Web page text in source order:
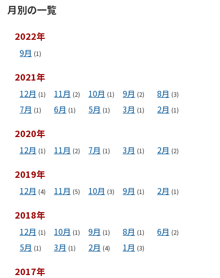
月別の一覧
2022年
9月 (1)
2021年
12月 (1) 11月 (2) 10月 (1) 9月 (2) 8月 (3)
7月 (1) 6月 (1) 5月 (1) 3月 (1) 2月 (1)
2020年
12月 (1) 11月 (2) 7月 (1) 3月 (1) 2月 (2)
2019年
12月 (4) 11月 (5) 10月 (3) 9月 (1) 2月 (1)
2018年
12月 (1) 10月 (1) 9月 (1) 8月 (1) 6月 (2)
5月 (1) 3月 (1) 2月 (4) 1月 (3)
2017年